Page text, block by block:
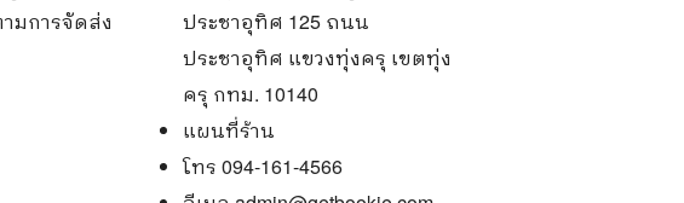
มการจัดส่ง
ประชาอุทิศ 125 ถนน
ประชาอุทิศ แขวงทุ่งครุ เขตทุ่ง
ครุ กทม. 10140
แผนที่ร้าน
โทร 094-161-4566